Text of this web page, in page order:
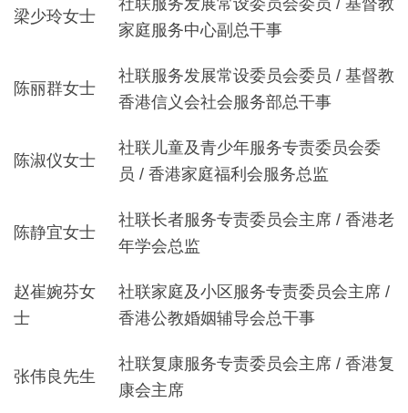
梁少玲女士
家庭服务中心副总干事
陈丽群女士
社联服务发展常设委员会委员 / 基督教
香港信义会社会服务部总干事
陈淑仪女士
社联儿童及青少年服务专责委员会委
员 / 香港家庭福利会服务总监
陈静宜女士
社联长者服务专责委员会主席 / 香港老
年学会总监
赵崔婉芬女
士
社联家庭及小区服务专责委员会主席 /
香港公教婚姻辅导会总干事
张伟良先生
社联复康服务专责委员会主席 / 香港复
康会主席